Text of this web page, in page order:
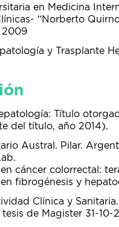
en Medicina
“Norberto
2009
y Trasplante
Título
del título, año 2014).
Austral. Pilar.
en cáncer colorrectal:
en fibrogénesis y
Clínica y
de Magister 31-10-